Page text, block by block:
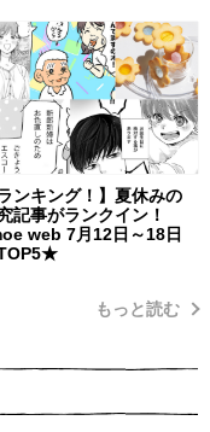
ランキング！】夏休みの
記事がランクイン！
web 7月12日～18日
もっと読む